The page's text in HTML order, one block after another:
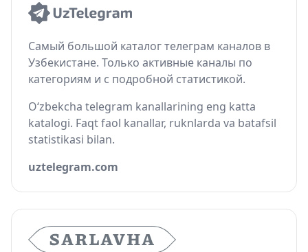
Самый большой каталог телеграм каналов в
Узбекистане. Только активные каналы по
категориям и с подробной статистикой.
O‘zbekcha telegram kanallarining eng katta
katalogi. Faqt faol kanallar, ruknlarda va batafsil
statistikasi bilan.
uztelegram.com